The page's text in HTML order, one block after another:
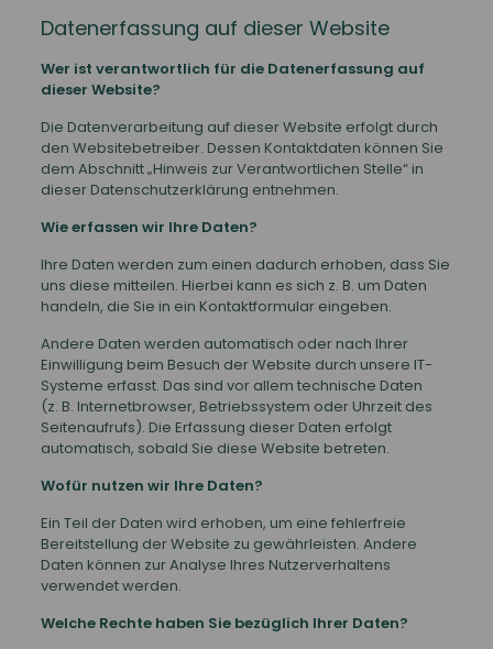
Datenerfassung auf dieser Website
Wer ist verantwortlich für die Datenerfassung auf
dieser Website?
Die Datenverarbeitung auf dieser Website erfolgt durch
den Websitebetreiber. Dessen Kontaktdaten können Sie
dem Abschnitt „Hinweis zur Verantwortlichen Stelle“ in
dieser Datenschutzerklärung entnehmen.
Wie erfassen wir Ihre Daten?
Ihre Daten werden zum einen dadurch erhoben, dass Sie
uns diese mitteilen. Hierbei kann es sich z. B. um Daten
handeln, die Sie in ein Kontaktformular eingeben.
Andere Daten werden automatisch oder nach Ihrer
Einwilligung beim Besuch der Website durch unsere IT-
Systeme erfasst. Das sind vor allem technische Daten
(z. B. Internetbrowser, Betriebssystem oder Uhrzeit des
Seitenaufrufs). Die Erfassung dieser Daten erfolgt
automatisch, sobald Sie diese Website betreten.
Wofür nutzen wir Ihre Daten?
Ein Teil der Daten wird erhoben, um eine fehlerfreie
Bereitstellung der Website zu gewährleisten. Andere
Daten können zur Analyse Ihres Nutzerverhaltens
verwendet werden.
Welche Rechte haben Sie bezüglich Ihrer Daten?